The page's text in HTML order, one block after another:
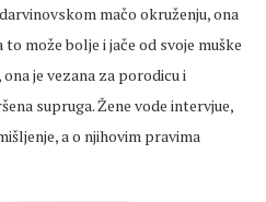
mačo okruženju, ona
može bolje i jače od svoje muške
je vezana za porodicu i
supruga. Žene vode intervjue,
a o njihovim pravima